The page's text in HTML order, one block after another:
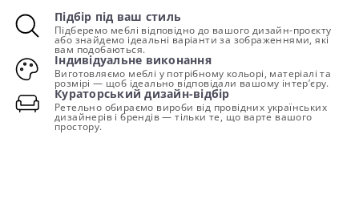
Підбір під ваш стиль
Підберемо меблі відповідно до вашого дизайн-проєкту
або знайдемо ідеальні варіанти за зображеннями, які
вам подобаються.
Індивідуальне виконання
Виготовляємо меблі у потрібному кольорі, матеріалі та
розмірі — щоб ідеально відповідали вашому інтер’єру.
Кураторський дизайн-відбір
Ретельно обираємо вироби від провідних українських
дизайнерів і брендів — тільки те, що варте вашого
простору.